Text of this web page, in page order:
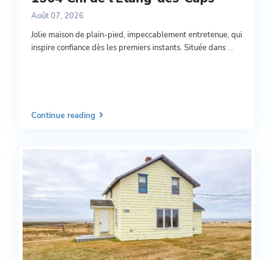
Août 07, 2026
Jolie maison de plain-pied, impeccablement entretenue, qui
inspire confiance dès les premiers instants. Située dans...
Continue reading